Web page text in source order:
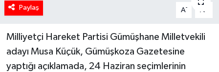
Paylaş A- A
Milliyetçi Hareket Partisi Gümüşhane Milletvekili
adayı Musa Küçük, Gümüşkoza Gazetesine
yaptığı açıklamada, 24 Haziran seçimlerinin